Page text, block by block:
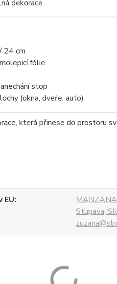
dekorace
24 cm
fólie
stop
(okna, dveře, auto)
která přinese do prostoru
EU
Stupava,